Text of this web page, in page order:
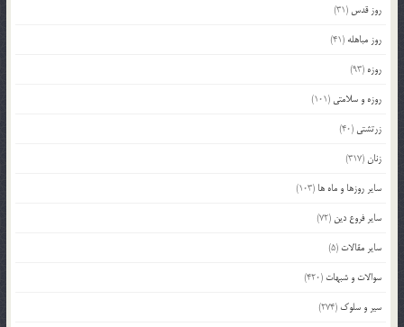
روز قدس (31)
روز مباهله (41)
روزه (93)
روزه و سلامتی (101)
زرتشتی (40)
زنان(317)
سایر روزها و ماه ها (103)
سایر فروع دین (72)
سایر مقالات (5)
سوالات و شبهات (420)
سیر و سلوک (274)